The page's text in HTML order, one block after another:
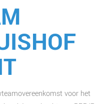
voor het